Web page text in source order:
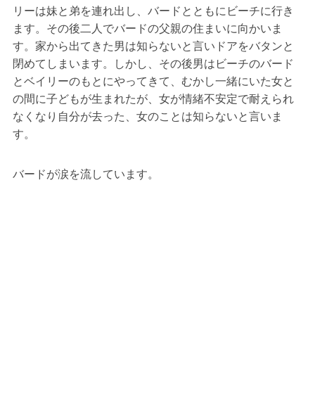
リーは妹と弟を連れ出し、バードとともにビーチに行き
ます。その後二人でバードの父親の住まいに向かいま
す。家から出てきた男は知らないと言いドアをバタンと
閉めてしまいます。しかし、その後男はビーチのバード
とベイリーのもとにやってきて、むかし一緒にいた女と
の間に子どもが生まれたが、女が情緒不安定で耐えられ
なくなり自分が去った、女のことは知らないと言いま
す。
バードが涙を流しています。